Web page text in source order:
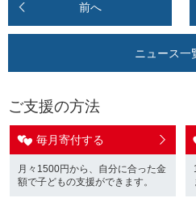
前へ
ニュース一
ご支援の方法
毎月寄付する
月々1500円から、自分に合った金
額で子どもの支援ができます。